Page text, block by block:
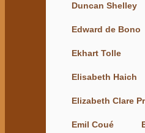
Duncan Shelley
Edward de Bono
Ekhart Tolle
Elisabeth Haich
Elizabeth Clare
Emil Coué